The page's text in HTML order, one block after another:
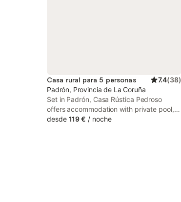
Casa rural para 5 personas 7.4(38)
Padrón, Provincia de La Coruña
Set in Padrón, Casa Rústica Pedroso
offers accommodation with private pool,
free WiFi and free private parking for
desde 119 € / noche